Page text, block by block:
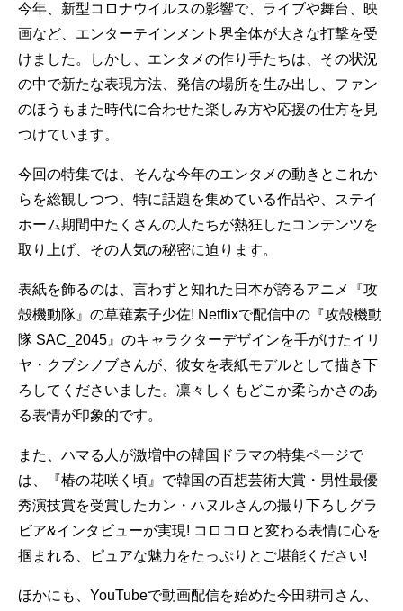
今年、新型コロナウイルスの影響で、ライブや舞台、映
画など、エンターテインメント界全体が大きな打撃を受
けました。しかし、エンタメの作り手たちは、その状況
の中で新たな表現方法、発信の場所を生み出し、ファン
のほうもまた時代に合わせた楽しみ方や応援の仕方を見
つけています。
今回の特集では、そんな今年のエンタメの動きとこれか
らを総観しつつ、特に話題を集めている作品や、ステイ
ホーム期間中たくさんの人たちが熱狂したコンテンツを
取り上げ、その人気の秘密に迫ります。
表紙を飾るのは、言わずと知れた日本が誇るアニメ『攻
殻機動隊』の草薙素子少佐! Netflixで配信中の『攻殻機動
隊 SAC_2045』のキャラクターデザインを手がけたイリ
ヤ・クブシノブさんが、彼女を表紙モデルとして描き下
ろしてくださいました。凛々しくもどこか柔らかさのあ
る表情が印象的です。
また、ハマる人が激増中の韓国ドラマの特集ページで
は、『椿の花咲く頃』で韓国の百想芸術大賞・男性最優
秀演技賞を受賞したカン・ハヌルさんの撮り下ろしグラ
ビア&インタビューが実現! コロコロと変わる表情に心を
掴まれる、ピュアな魅力をたっぷりとご堪能ください!
ほかにも、YouTubeで動画配信を始めた今田耕司さん、